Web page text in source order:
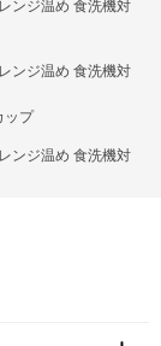
ンジ温め 食洗機対
ンジ温め 食洗機対
ップ
ンジ温め 食洗機対